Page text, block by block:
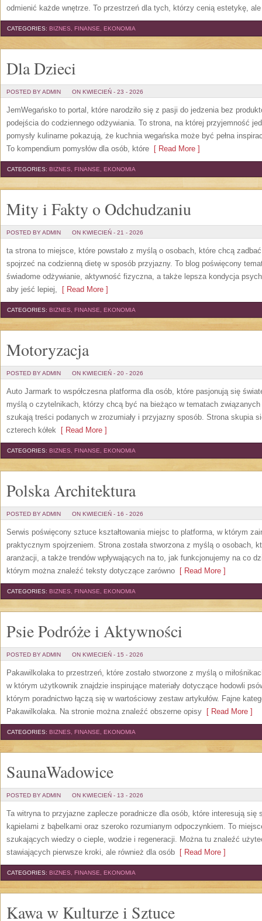
odmienić każde wnętrze. To przestrzeń dla tych, którzy cenią estetykę,
CATEGORIES: BIZNES, FINANSE, EKONOMIA
Dla Dzieci
POSTED BY ADMIN ON KWIECIEŃ - 23 - 2026
JemWegańsko to portal, które narodziło się z pasji do jedzenia bez
podejścia do codziennego odżywiania. To strona, na której przyjemność
pomysły kulinarne pokazują, że kuchnia wegańska może być pełna
To kompendium pomysłów dla osób, które [ Read More ]
CATEGORIES: BIZNES, FINANSE, EKONOMIA
Mity i Fakty o Odchudzaniu
POSTED BY ADMIN ON KWIECIEŃ - 21 - 2026
ta strona to miejsce, które powstało z myślą o osobach, które chcą
spojrzeć na codzienną dietę w sposób przyjazny. To blog poświęcony
świadome odżywianie, aktywność fizyczna, a także lepsza kondycja
aby jeść lepiej, [ Read More ]
CATEGORIES: BIZNES, FINANSE, EKONOMIA
Motoryzacja
POSTED BY ADMIN ON KWIECIEŃ - 20 - 2026
Auto Jarmark to współczesna platforma dla osób, które pasjonują się
myślą o czytelnikach, którzy chcą być na bieżąco w tematach
szukają treści podanych w zrozumiały i przyjazny sposób. Strona skupia
czterech kółek [ Read More ]
CATEGORIES: BIZNES, FINANSE, EKONOMIA
Polska Architektura
POSTED BY ADMIN ON KWIECIEŃ - 16 - 2026
Serwis poświęcony sztuce kształtowania miejsc to platforma, w którym
praktycznym spojrzeniem. Strona została stworzona z myślą o osobach,
aranżacji, a także trendów wpływających na to, jak funkcjonujemy na co
którym można znaleźć teksty dotyczące zarówno [ Read More ]
CATEGORIES: BIZNES, FINANSE, EKONOMIA
Psie Podróże i Aktywności
POSTED BY ADMIN ON KWIECIEŃ - 15 - 2026
Pakawilkolaka to przestrzeń, które zostało stworzone z myślą o
w którym użytkownik znajdzie inspirujące materiały dotyczące hodowli
którym poradnictwo łączą się w wartościowy zestaw artykułów. Fajne
Pakawilkolaka. Na stronie można znaleźć obszerne opisy [ Read More ]
CATEGORIES: BIZNES, FINANSE, EKONOMIA
SaunaWadowice
POSTED BY ADMIN ON KWIECIEŃ - 13 - 2026
Ta witryna to przyjazne zaplecze poradnicze dla osób, które interesują się
kąpielami z bąbelkami oraz szeroko rozumianym odpoczynkiem. To
szukających wiedzy o cieple, wodzie i regeneracji. Można tu znaleźć
stawiających pierwsze kroki, ale również dla osób [ Read More ]
CATEGORIES: BIZNES, FINANSE, EKONOMIA
Kawa w Kulturze i Sztuce